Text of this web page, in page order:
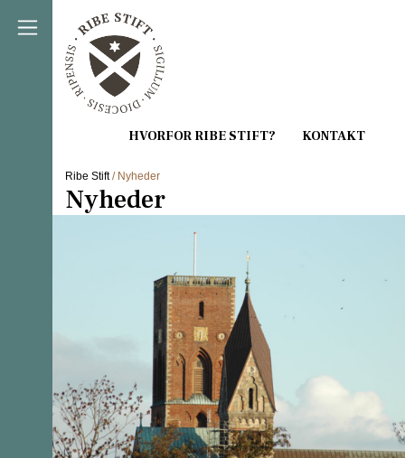
Direkte til indholdet
Ribe Stift/ Nyheder
Nyheder